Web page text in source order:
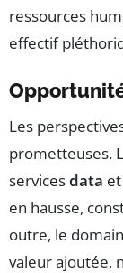
ressources
effectif
Les
prometteuses.
servicesdata
en hausse,
outre, le
valeur ajoutée,